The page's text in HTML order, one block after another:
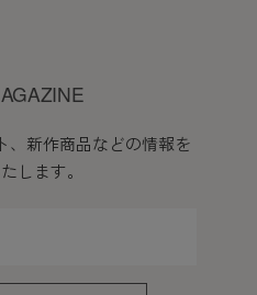
。
す。
、新作商品などの情報を
します。